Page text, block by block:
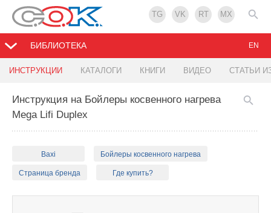
TG VK RT MX
БИБЛИОТЕКА
ИНСТРУКЦИИ КАТАЛОГИ КНИГИ ВИДЕО СТАТЬИ
EN
Инструкция на Бойлеры косвенного нагрева
Mega Lifi Duplex
Baxi Бойлеры косвенного нагрева
Страница бренда Где купить?